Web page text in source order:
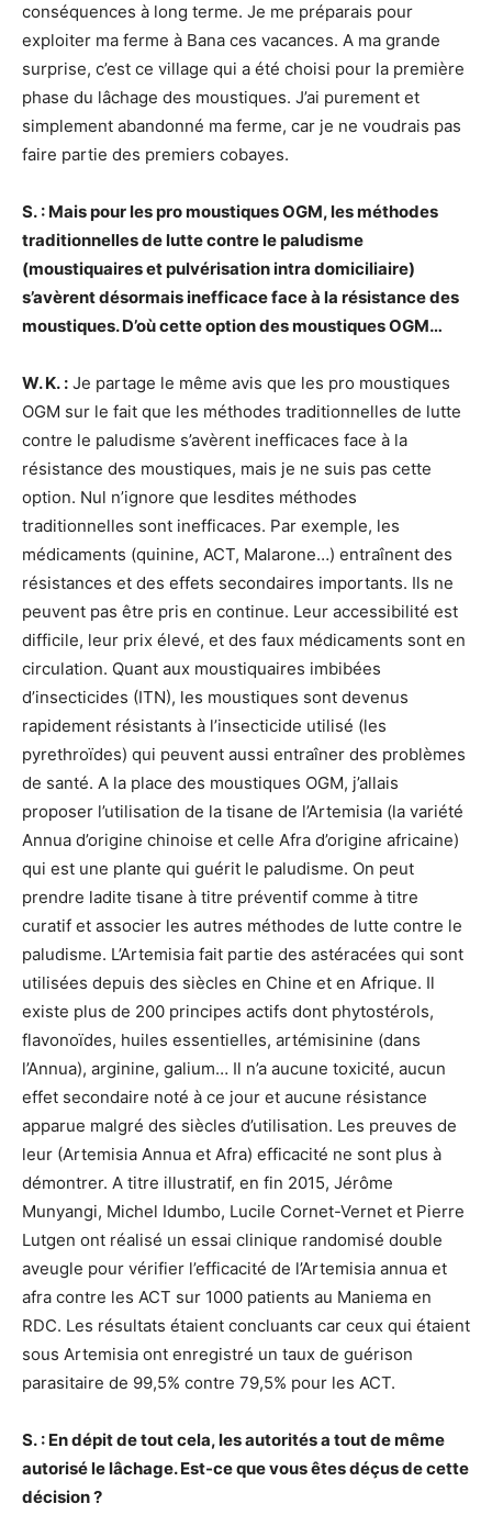
conséquences à long terme. Je me préparais pour
exploiter ma ferme à Bana ces vacances. A ma grande
surprise, c’est ce village qui a été choisi pour la première
phase du lâchage des moustiques. J’ai purement et
simplement abandonné ma ferme, car je ne voudrais pas
faire partie des premiers cobayes.
S. : Mais pour les pro moustiques OGM, les méthodes
traditionnelles de lutte contre le paludisme
(moustiquaires et pulvérisation intra domiciliaire)
s’avèrent désormais inefficace face à la résistance des
moustiques. D’où cette option des moustiques OGM…
W. K. : Je partage le même avis que les pro moustiques
OGM sur le fait que les méthodes traditionnelles de lutte
contre le paludisme s’avèrent inefficaces face à la
résistance des moustiques, mais je ne suis pas cette
option. Nul n’ignore que lesdites méthodes
traditionnelles sont inefficaces. Par exemple, les
médicaments (quinine, ACT, Malarone…) entraînent des
résistances et des effets secondaires importants. Ils ne
peuvent pas être pris en continue. Leur accessibilité est
difficile, leur prix élevé, et des faux médicaments sont en
circulation. Quant aux moustiquaires imbibées
d’insecticides (ITN), les moustiques sont devenus
rapidement résistants à l’insecticide utilisé (les
pyrethroïdes) qui peuvent aussi entraîner des problèmes
de santé. A la place des moustiques OGM, j’allais
proposer l’utilisation de la tisane de l’Artemisia (la variété
Annua d’origine chinoise et celle Afra d’origine africaine)
qui est une plante qui guérit le paludisme. On peut
prendre ladite tisane à titre préventif comme à titre
curatif et associer les autres méthodes de lutte contre le
paludisme. L’Artemisia fait partie des astéracées qui sont
utilisées depuis des siècles en Chine et en Afrique. Il
existe plus de 200 principes actifs dont phytostérols,
flavonoïdes, huiles essentielles, artémisinine (dans
l’Annua), arginine, galium… Il n’a aucune toxicité, aucun
effet secondaire noté à ce jour et aucune résistance
apparue malgré des siècles d’utilisation. Les preuves de
leur (Artemisia Annua et Afra) efficacité ne sont plus à
démontrer. A titre illustratif, en fin 2015, Jérôme
Munyangi, Michel Idumbo, Lucile Cornet-Vernet et Pierre
Lutgen ont réalisé un essai clinique randomisé double
aveugle pour vérifier l’efficacité de l’Artemisia annua et
afra contre les ACT sur 1000 patients au Maniema en
RDC. Les résultats étaient concluants car ceux qui étaient
sous Artemisia ont enregistré un taux de guérison
parasitaire de 99,5% contre 79,5% pour les ACT.
S. : En dépit de tout cela, les autorités a tout de même
autorisé le lâchage. Est-ce que vous êtes déçus de cette
décision ?